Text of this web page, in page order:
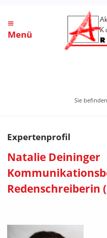
Sie
≡
Menü
Expertenprofil
Natalie Deininger
Redenschreiberin